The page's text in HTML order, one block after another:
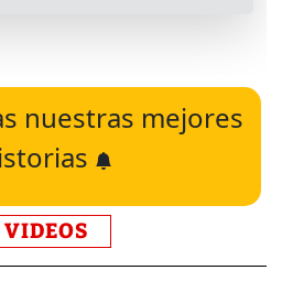
nuestras mejores
VIDEOS